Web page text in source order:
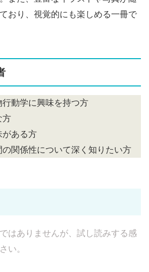
おり、視覚的にも楽しめる一冊で
動学に興味を持つ方
方
がある方
関係性について深く知りたい方
はありませんが、試し読みする感
い。